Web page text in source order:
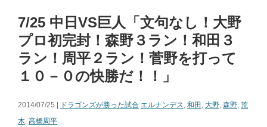
7/25 中日VS巨人「文句なし！大野
プロ初完封！森野３ラン！和田３
ラン！周平２ラン！菅野を打って
１０－０の快勝だ！！」
2014/07/25 | ドラゴンズが勝った試合 エルナンデス, 和田 , 大野, 森野, 荒
木, 高橋周平